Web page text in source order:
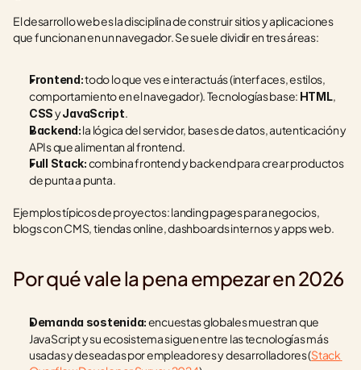
El desarrollo web es la disciplina de construir sitios y aplicaciones
que funcionan en un navegador. Se suele dividir en tres áreas:
Frontend: todo lo que ves e interactuás (interfaces, estilos,
comportamiento en el navegador). Tecnologías base: HTML
CSS y JavaScript.
Backend: la lógica del servidor, bases de datos, autenticación y
APIs que alimentan al frontend.
Full Stack: combina frontend y backend para crear productos
de punta a punta.
Ejemplos típicos de proyectos: landing pages para negocios,
blogs con CMS, tiendas online, dashboards internos y apps web.
Por qué vale la pena empezar en 2026
Demanda sostenida: encuestas globales muestran que
JavaScript y su ecosistema siguen entre las tecnologías más
usadas y deseadas por empleadores y desarrolladores (Stack